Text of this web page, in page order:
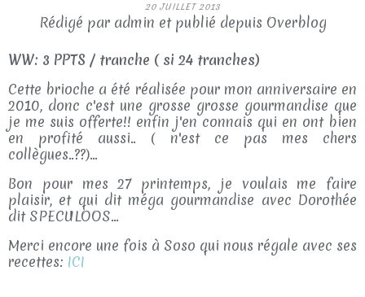
20 JUILLET 2013
Rédigé par admin et publié depuis Overblog
WW: 3 PPTS / tranche ( si 24 tranches)
Cette brioche a été réalisée pour mon anniversaire en
2010, donc c'est une grosse grosse gourmandise que
je me suis offerte!! enfin j'en connais qui en ont bien
en profité aussi.. ( n'est ce pas mes chers
collègues..??)...
Bon pour mes 27 printemps, je voulais me faire
plaisir, et qui dit méga gourmandise avec Dorothée
dit SPECULOOS...
Merci encore une fois à Soso qui nous régale avec ses
recettes: ICI